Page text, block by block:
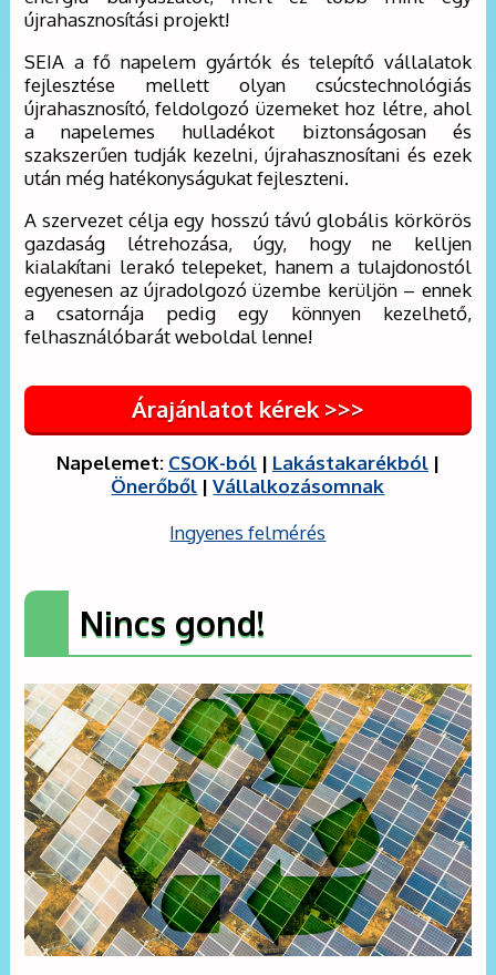
újrahasznosítási projekt!
SEIA a fő napelem gyártók és telepítő vállalatok
fejlesztése mellett olyan csúcstechnológiás
újrahasznosító, feldolgozó üzemeket hoz létre, ahol
a napelemes hulladékot biztonságosan és
szakszerűen tudják kezelni, újrahasznosítani és ezek
után még hatékonyságukat fejleszteni.
A szervezet célja egy hosszú távú globális körkörös
gazdaság létrehozása, úgy, hogy ne kelljen
kialakítani lerakó telepeket, hanem a tulajdonostól
egyenesen az újradolgozó üzembe kerüljön – ennek
a csatornája pedig egy könnyen kezelhető,
felhasználóbarát weboldal lenne!
Árajánlatot kérek >>>
Napelemet: CSOK-ból| Lakástakarékból|
Önerőből |Vállalkozásomnak
Ingyenes felmérés
Nincs gond!